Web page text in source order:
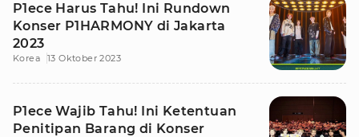
P1ece Harus Tahu! Ini Rundown
Konser P1HARMONY di Jakarta
2023
Korea 13 Oktober 2023
P1ece Wajib Tahu! Ini Ketentuan
Penitipan Barang di Konser